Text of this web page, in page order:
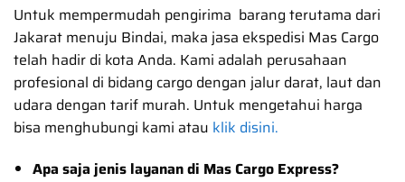
Untuk mempermudah pengirima barang terutama dari
Jakarat menuju Bindai, maka jasa ekspedisi Mas Cargo
telah hadir di kota Anda. Kami adalah perusahaan
profesional di bidang cargo dengan jalur darat, laut dan
udara dengan tarif murah. Untuk mengetahui harga
bisa menghubungi kami atau klik disini.
Apa saja jenis layanan di Mas Cargo Express?